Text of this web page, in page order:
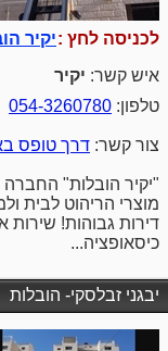
לכניסה לחץ :יקיר
איש קשר: יקיר
טלפון: 054-3260780
צור קשר: דרך טופס
"יקיר הובלות"
מוצרי הריהוט לבית
דירות גבוהות! שירות
כיסאופציה...
יבגני זבלסקי- הובלות